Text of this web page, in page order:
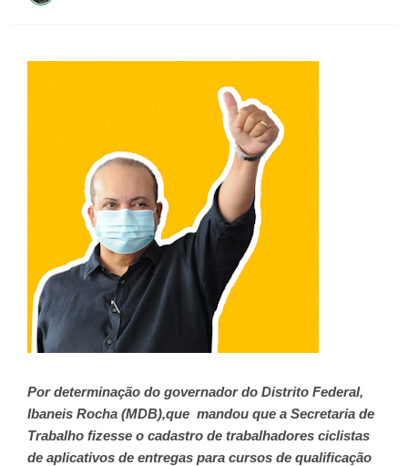
Por determinação do governador do Distrito Federal,
Ibaneis Rocha (MDB),que mandou que a Secretaria de
Trabalho fizesse o cadastro de trabalhadores ciclistas
de aplicativos de entregas para cursos de qualificação